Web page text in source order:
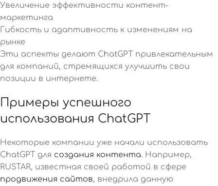
Увеличение эффективности контент-
маркетинга
Гибкость и адаптивность к изменениям на
рынке
Эти аспекты делают ChatGPT привлекательным
для компаний, стремящихся улучшить свои
позиции в интернете.
Примеры успешного
использования ChatGPT
Некоторые компании уже начали использовать
ChatGPT для создания контента. Например,
RUSTAR, известная своей работой в сфере
продвижения сайтов, внедрила данную